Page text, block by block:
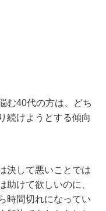
む40代の方は、どち
続けようとする傾向
決して悪いことでは
助けて欲しいのに、
時間切れになってい